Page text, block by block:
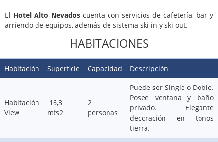
El Hotel Alto Nevadoscuenta con servicios de cafetería, bar y
arriendo de equipos, además de sistema ski in y ski out.
HABITACIONES
Habitación Superficie Capacidad Descripción
Habitación
View
16,3
mts2
2
personas
Puede ser Single o Doble.
Posee ventana y baño
privado. Elegante
decoración en tonos
tierra.